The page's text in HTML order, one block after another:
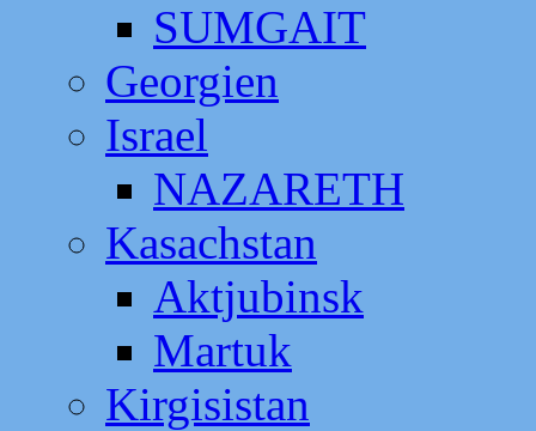
SUMGAIT
Georgien
Israel
NAZARETH
Kasachstan
Aktjubinsk
Martuk
Kirgisistan